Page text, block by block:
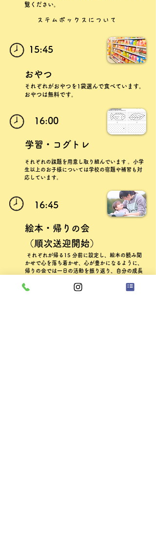
覧ください。
ステムボックスについて
15:45
おやつ
それぞれがおやつを1袋選んで食べています。
おやつは無料です。
16:00
学習・コグトレ
それぞれの課題を用意し取り組んでいます 。小学
生以上のお子様については学校の宿題や補習も対
応しています。
16:45
絵本・帰りの会
（順次送迎開始）
それぞれが帰る15 分前に設定し、絵本の読み聞
かせで心を落ち着かせ、心が豊かになるように、
帰りの会では一日の活動を振り返り、自分の成長